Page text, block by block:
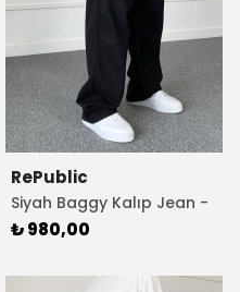
RePublic
Siyah Baggy Kalıp Jean -
Kot Pantolon
₺ 980,00